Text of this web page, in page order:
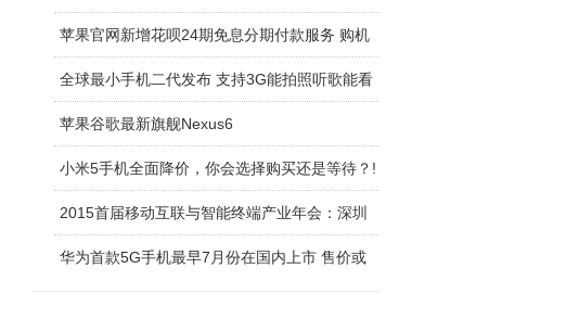
苹果官网新增花呗24期免息分期付款服务 购机
全球最小手机二代发布 支持3G能拍照听歌能看
苹果谷歌最新旗舰Nexus6
小米5手机全面降价，你会选择购买还是等待？!
2015首届移动互联与智能终端产业年会：深圳
华为首款5G手机最早7月份在国内上市 售价或